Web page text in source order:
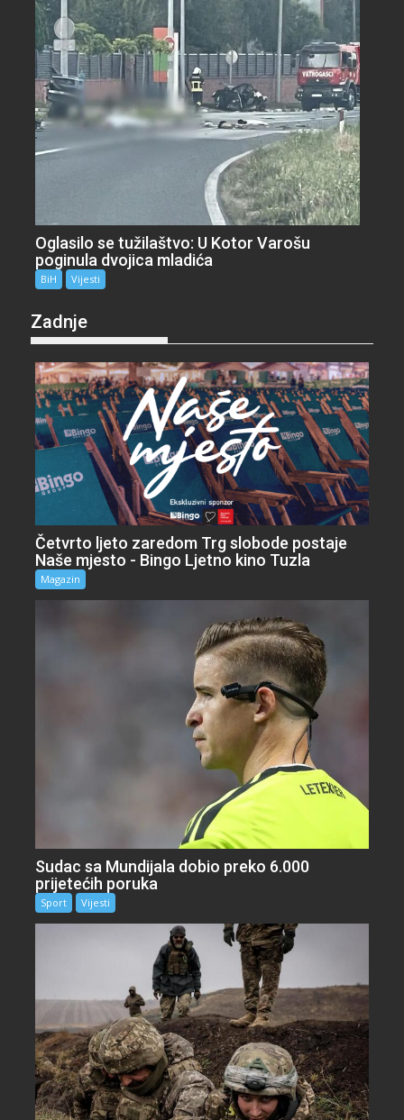
Oglasilo se tužilaštvo: U Kotor Varošu
poginula dvojica mladića
BiH Vijesti
Zadnje
Četvrto ljeto zaredom Trg slobode postaje
Naše mjesto - Bingo Ljetno kino Tuzla
Magazin
Sudac sa Mundijala dobio preko 6.000
prijetećih poruka
Sport Vijesti